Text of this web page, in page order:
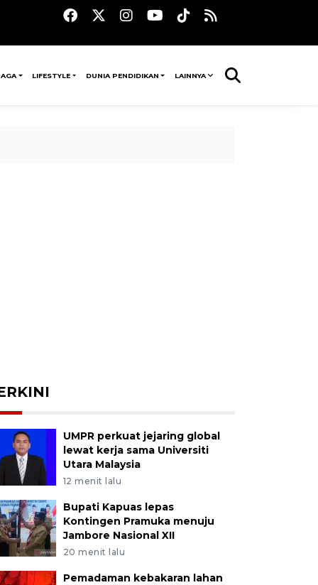
LIFESTYLE DUNIA PENDIDIKAN LAINNYA
UMPR perkuat jejaring global
lewat kerja sama Universiti
Utara Malaysia
12 menit lalu
Bupati Kapuas lepas
Kontingen Pramuka menuju
Jambore Nasional XII
20 menit lalu
Pemadaman kebakaran lahan